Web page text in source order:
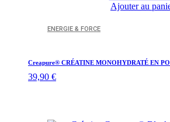
Ajouter au
ENERGIE & FORCE
Creapure® CRÉATINE MONOHYDRATÉ EN
39,90 €